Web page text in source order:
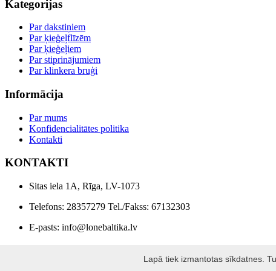
Kategorijas
Par dakstiņiem
Par ķieģeļflīzēm
Par ķieģeļiem
Par stiprinājumiem
Par klinkera bruģi
Informācija
Par mums
Konfidencialitātes politika
Kontakti
KONTAKTI
Sitas iela 1A, Rīga, LV-1073
Telefons: 28357279 Tel./Fakss: 67132303
E-pasts: info@lonebaltika.lv
LONE BALTIKA © 2026Lapā tiek izmantotas sīkdatnes.